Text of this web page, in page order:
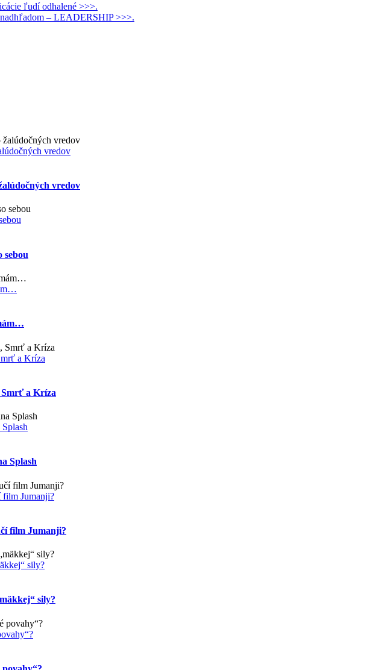
ľudí odhalené >>>.
– LEADERSHIP >>>.
vredov
vredov
sebou
a Kríza
Smrť a Kríza
Splash
film Jumanji?
film Jumanji?
sily?
sily?